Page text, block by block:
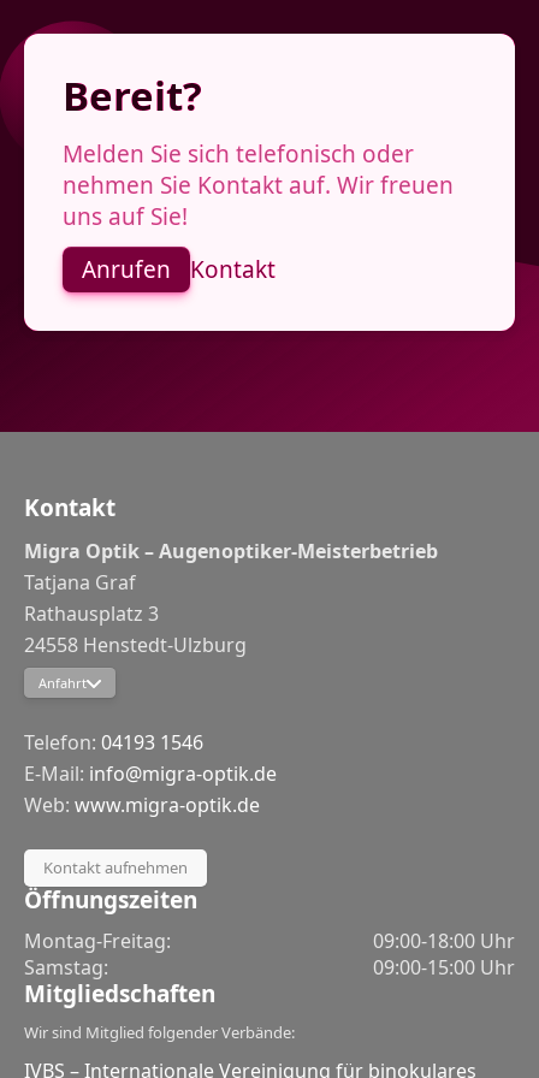
Bereit?
Melden Sie sich telefonisch oder
nehmen Sie Kontakt auf. Wir freuen
uns auf Sie!
Anrufen
Kontakt
Kontakt
Migra Optik – Augenoptiker-Meisterbetrieb
Tatjana Graf
Rathausplatz 3
24558 Henstedt-Ulzburg
Anfahrt
Apple Maps
Telefon: 04193 1546
E-Mail: info@migra-optik.de
Web: www.migra-optik.de
Kontakt aufnehmen
Öffnungszeiten
Montag-Freitag:
09:00-18:00 Uhr
Samstag:
09:00-15:00 Uhr
Mitgliedschaften
Wir sind Mitglied folgender Verbände:
IVBS – Internationale Vereinigung für binokulares